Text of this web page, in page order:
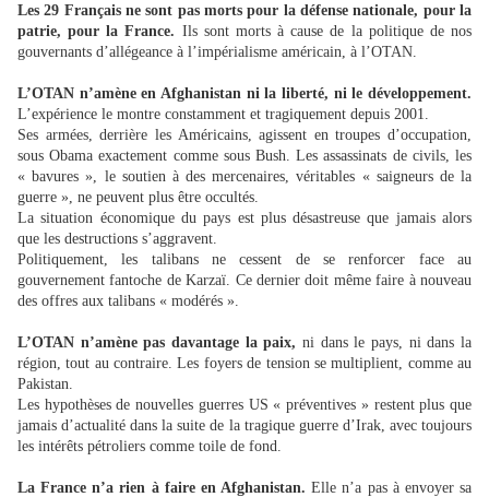
Les 29 Français ne sont pas morts pour la défense nationale, pour la
patrie, pour la France. Ils sont morts à cause de la politique de nos
gouvernants d’allégeance à l’impérialisme américain, à l’OTAN.
L’OTAN n’amène en Afghanistan ni la liberté, ni le développement.
L’expérience le montre constamment et tragiquement depuis 2001.
Ses armées, derrière les Américains, agissent en troupes d’occupation,
sous Obama exactement comme sous Bush. Les assassinats de civils, les
« bavures », le soutien à des mercenaires, véritables « saigneurs de la
guerre », ne peuvent plus être occultés.
La situation économique du pays est plus désastreuse que jamais alors
que les destructions s’aggravent.
Politiquement, les talibans ne cessent de se renforcer face au
gouvernement fantoche de Karzaï. Ce dernier doit même faire à nouveau
des offres aux talibans « modérés ».
L’OTAN n’amène pas davantage la paix, ni dans le pays, ni dans la
région, tout au contraire. Les foyers de tension se multiplient, comme au
Pakistan.
Les hypothèses de nouvelles guerres US « préventives » restent plus que
jamais d’actualité dans la suite de la tragique guerre d’Irak, avec toujours
les intérêts pétroliers comme toile de fond.
La France n’a rien à faire en Afghanistan.Elle n’a pas à envoyer sa